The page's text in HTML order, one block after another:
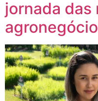
jornada das
agronegócio